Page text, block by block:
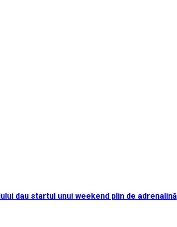
dau startul unui weekend plin de adrenalină